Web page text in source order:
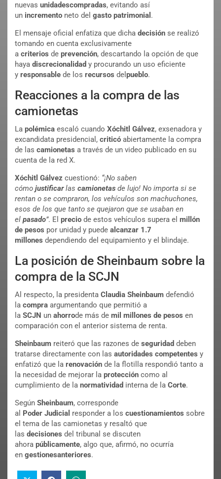
nuevas unidadescompradas, evitando así
un incremento neto del gasto patrimonial .
El mensaje oficial enfatiza que dicha decisión se realizó
tomando en cuenta exclusivamente
a criterios de prevención, descartando la opción de que
haya discrecionalidad y procurando un uso eficiente
y responsable de los recursos del pueblo.
Reacciones a la compra de las
camionetas
La polémica escaló cuando Xóchitl Gálvez, exsenadora y
excandidata presidencial, criticó abiertamente la compra
de las camionetas a través de un video publicado en su
cuenta de la red X.
Xóchitl Gálvez cuestionó: “¡No saben
cómo justificarlas camionetas de lujo! No importa si se
rentan o se compraron, los vehículos son machuchones,
esos de los que tanto se quejaron que se usaban en
el pasado”. El precio de estos vehículos supera el millón
de pesos por unidad y puede alcanzar 1.7
millones dependiendo del equipamiento y el blindaje.
La posición de Sheinbaum sobre la
compra de la SCJN
Al respecto, la presidenta Claudia Sheinbaum defendió
la compra argumentando que permitió a
la SCJN un ahorrode más de mil millones de pesos en
comparación con el anterior sistema de renta.
Sheinbaum reiteró que las razones de seguridad deben
tratarse directamente con las autoridades competentes y
enfatizó que la renovación de la flotilla respondió tanto a
la necesidad de mejorar la protección como al
cumplimiento de la normatividad interna de la Corte.
Según Sheinbaum, corresponde
al Poder Judicial responder a los cuestionamientos sobre
el tema de las camionetas y resaltó que
las decisiones del tribunal se discuten
ahora públicamente, algo que, afirmó, no ocurría
en gestionesanteriores.